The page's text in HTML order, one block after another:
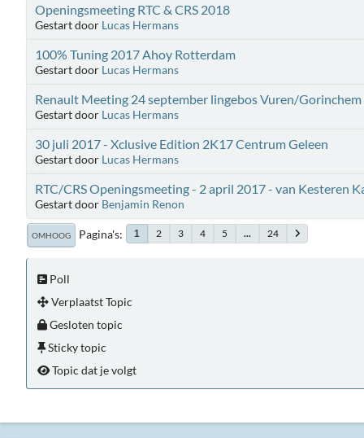
Openingsmeeting RTC & CRS 2018
Gestart door Lucas Hermans
100% Tuning 2017 Ahoy Rotterdam
Gestart door Lucas Hermans
Renault Meeting 24 september lingebos Vuren/Gorinchem
Gestart door Lucas Hermans
30 juli 2017 - Xclusive Edition 2K17 Centrum Geleen
Gestart door Lucas Hermans
RTC/CRS Openingsmeeting - 2 april 2017 - van Kesteren
Gestart door Benjamin Renon
OMHOOG Pagina's 1 2 3 4 5 ... 24
Poll
Verplaatst Topic
Gesloten topic
Sticky topic
Topic dat je volgt